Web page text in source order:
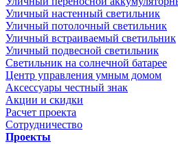
Уличный настенный светильник
Уличный потолочный светильник
Уличный встраиваемый светильник
Уличный подвесной светильник
Светильник на солнечной батарее
Центр управления умным домом
Аксессуары честный знак
Акции и скидки
Расчет проекта
Сотрудничество
Проекты